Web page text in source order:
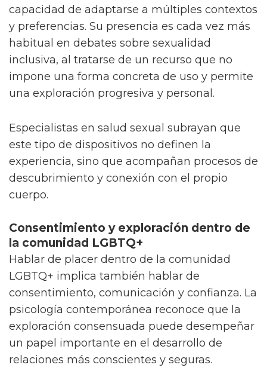
capacidad de adaptarse a múltiples contextos
y preferencias. Su presencia es cada vez más
habitual en debates sobre sexualidad
inclusiva, al tratarse de un recurso que no
impone una forma concreta de uso y permite
una exploración progresiva y personal.
Especialistas en salud sexual subrayan que
este tipo de dispositivos no definen la
experiencia, sino que acompañan procesos de
descubrimiento y conexión con el propio
cuerpo.
Consentimiento y exploración dentro de
la comunidad LGBTQ+
Hablar de placer dentro de la comunidad
LGBTQ+ implica también hablar de
consentimiento, comunicación y confianza. La
psicología contemporánea reconoce que la
exploración consensuada puede desempeñar
un papel importante en el desarrollo de
relaciones más conscientes y seguras.